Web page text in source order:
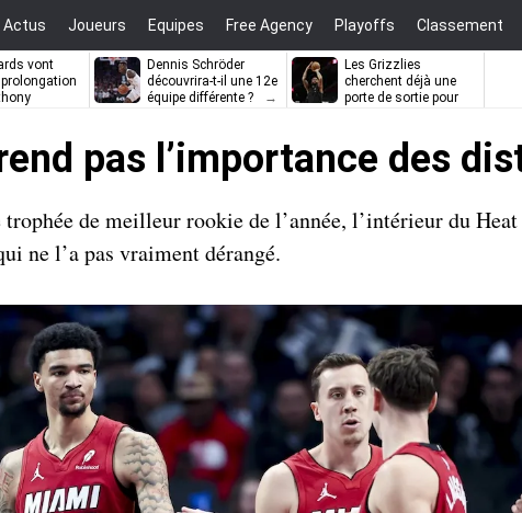
Actus Joueurs Equipes Free Agency Playoffs Classement
vont
Dennis Schröder
découvrira-t-il une 12e
équipe différente ?
Les Grizzlies
cherchent déjà une
porte de sortie pour
pas l’importance des
de meilleur rookie de l’année, l’intérieur du Heat
ne l’a pas vraiment dérangé.